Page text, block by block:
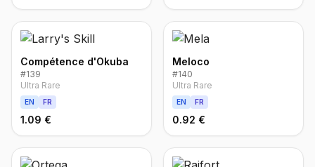
Compétence d'Okuba
#139
Ultra Rare
EN FR
1.09 €
Meloco
#140
Ultra Rare
EN FR
0.92 €